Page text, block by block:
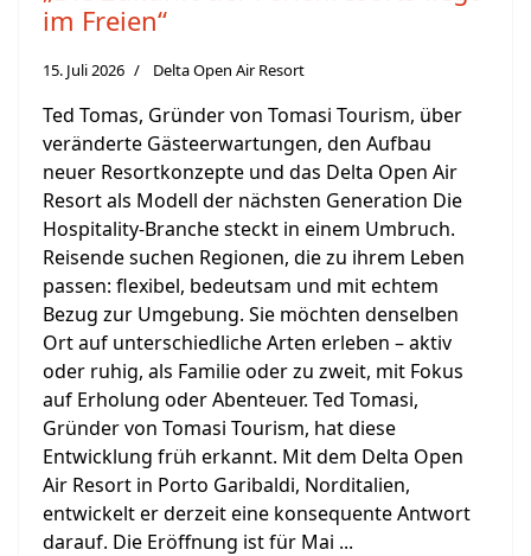
im Freien“
15. Juli 2026 Delta Open Air Resort
Ted Tomas, Gründer von Tomasi Tourism, über
veränderte Gästeerwartungen, den Aufbau
neuer Resortkonzepte und das Delta Open Air
Resort als Modell der nächsten Generation Die
Hospitality-Branche steckt in einem Umbruch.
Reisende suchen Regionen, die zu ihrem Leben
passen: flexibel, bedeutsam und mit echtem
Bezug zur Umgebung. Sie möchten denselben
Ort auf unterschiedliche Arten erleben – aktiv
oder ruhig, als Familie oder zu zweit, mit Fokus
auf Erholung oder Abenteuer. Ted Tomasi,
Gründer von Tomasi Tourism, hat diese
Entwicklung früh erkannt. Mit dem Delta Open
Air Resort in Porto Garibaldi, Norditalien,
entwickelt er derzeit eine konsequente Antwort
darauf. Die Eröffnung ist für Mai ...